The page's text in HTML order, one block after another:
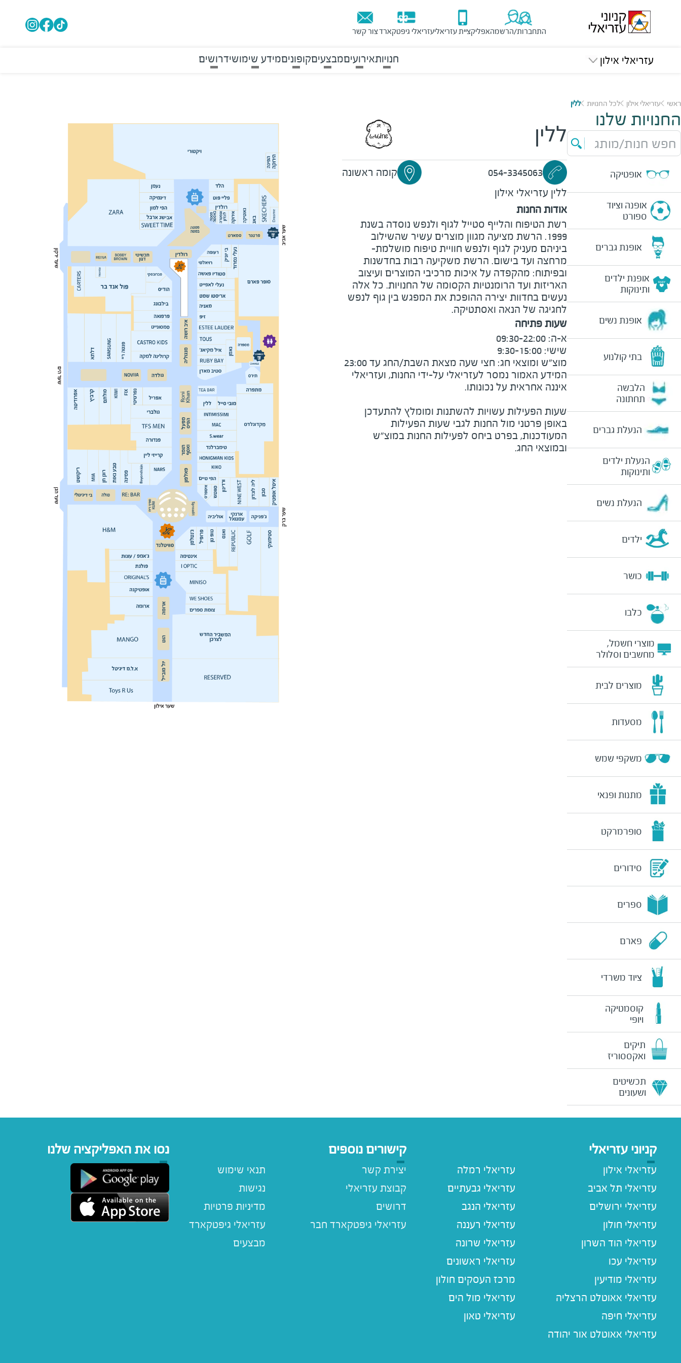
התחברות/הרשמהאפליקציית עזריאליעזריאלי גיפטקארדצור קשר
עזריאלי אילון חנויותאירועיםמבצעיםקופוניםמידע שימושידרושים
ראשי עזריאלי אילון לכל החנויות ללין
החנויות שלנו
חפש חנות/מותג
אופטיקה
אופנה וציוד
ספורט
אופנת גברים
אופנת ילדים
ותינוקות
אופנת נשים
בתי קולנוע
הלבשה
תחתונה
הנעלת גברים
הנעלת ילדים
ותינוקות
הנעלת נשים
ילדים
כושר
כלבו
מוצרי חשמל,
מחשבים וסלולר
מוצרים לבית
מסעדות
משקפי שמש
מתנות ופנאי
סופרמרקט
סידורים
ספרים
פארם
ציוד משרדי
קוסמטיקה
ויופי
תיקים
ואקססוריז
תכשיטים
ושעונים
ללין
054-3345063
קומה ראשונה
ללין עזריאלי אילון
אודות החנות
רשת הטיפוח והלייף סטייל לגוף ולנפש נוסדה בשנת
1999. הרשת מציעה מגוון מוצרים עשיר שהשילוב
ביניהם מעניק לגוף ולנפש חוויית טיפוח מושלמת-
מרחצה ועד בישום. הרשת משקיעה רבות בחדשנות
ובפיתוח: מהקפדה על איכות מרכיבי המוצרים ועיצוב
האריזות ועד הרומנטיות הקסומה של החנויות. כל אלה
נעשים בחדוות יצירה ההופכת את המפגש בין גוף לנפש
לחגיגה של הנאה ואסתטיקה.
שעות פתיחה
מוצ״ש ומוצאי חג: חצי שעה מצאת השבת/החג עד 23:00
המידע האמור נמסר לעזריאלי על-ידי החנות, ועזריאלי
שעות הפעילות עשויות להשתנות ומומלץ להתעדכן
באופן פרטני מול החנות לגבי שעות הפעילות
המעודכנות, בפרט ביחס לפעילות החנות במוצ"ש
ובמוצאי החג.
קניוני עזריאלי
עזריאלי אילון
עזריאלי תל אביב
עזריאלי ירושלים
עזריאלי חולון
עזריאלי הוד השרון
עזריאלי עכו
עזריאלי מודיעין
עזריאלי אאוטלט הרצליה
עזריאלי חיפה
עזריאלי אאוטלט אור יהודה
עזריאלי רמלה
עזריאלי גבעתיים
עזריאלי הנגב
עזריאלי רעננה
עזריאלי שרונה
עזריאלי ראשונים
מרכז העסקים חולון
עזריאלי מול הים
עזריאלי טאון
קישורים נוספים
תנאי שימוש
נגישות
מדיניות פרטיות
עזריאלי גיפטקארד
מבצעים
יצירת קשר
קבוצת עזריאלי
דרושים
נסו את האפליקציה שלנו